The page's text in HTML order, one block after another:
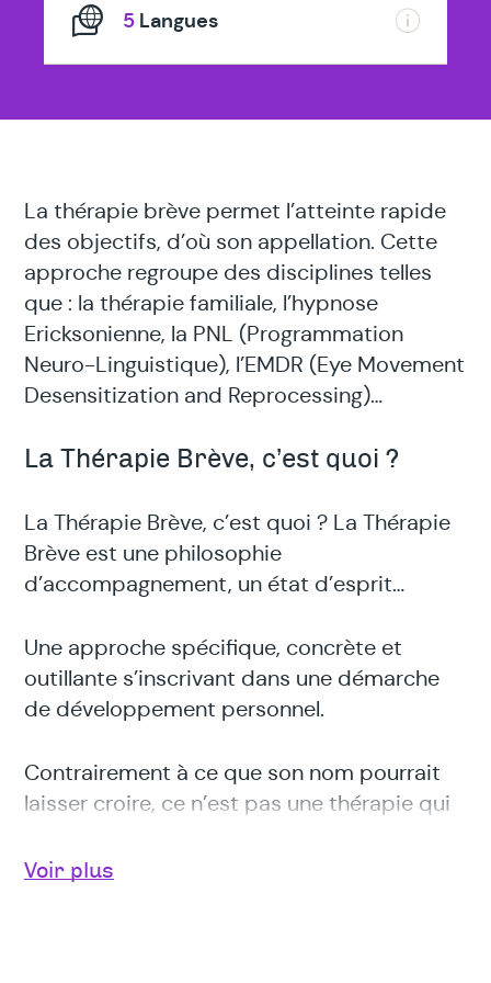
5 Langues
La thérapie brève permet l’atteinte rapide
des objectifs, d’où son appellation. Cette
approche regroupe des disciplines telles
que : la thérapie familiale, l’hypnose
Ericksonienne, la PNL (Programmation
Neuro-Linguistique), l’EMDR (Eye Movement
Desensitization and Reprocessing)…
La Thérapie Brève, c’est quoi ?
La Thérapie Brève, c’est quoi ? La Thérapie
Brève est une philosophie
d’accompagnement, un état d’esprit…
Une approche spécifique, concrète et
outillante s’inscrivant dans une démarche
de développement personnel.
Contrairement à ce que son nom pourrait
laisser croire, ce n’est pas une thérapie qui
de séances.
Voir plus